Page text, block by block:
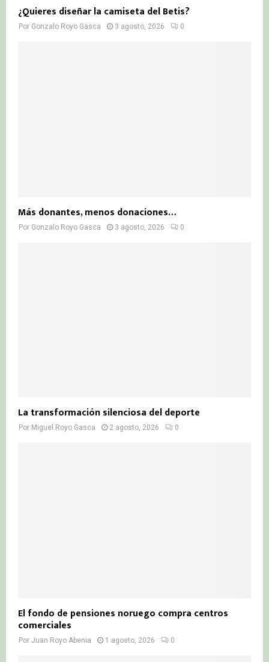
¿Quieres diseñar la camiseta del Betis?
Por Gonzalo Royo Gasca 3 agosto, 2026 0
Más donantes, menos donaciones…
Por Gonzalo Royo Gasca 3 agosto, 2026 0
La transformación silenciosa del deporte
Por Miguel Royo Gasca 2 agosto, 2026 0
El fondo de pensiones noruego compra centros
comerciales
Por Juan Royo Abenia 1 agosto, 2026 0